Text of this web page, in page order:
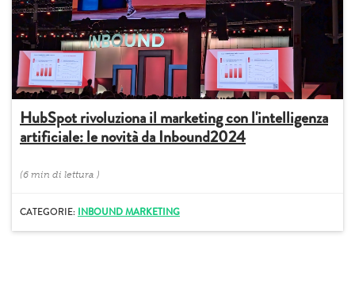
HubSpot rivoluziona il marketing con l'intelligenza
artificiale: le novità da Inbound2024
(6 min di lettura )
CATEGORIE: INBOUND MARKETING